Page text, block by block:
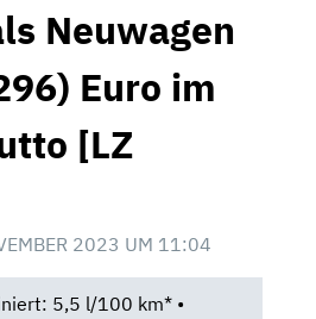
Neuwagen
Euro im
[LZ
2023 UM 11:04
5,5 l/100 km* •